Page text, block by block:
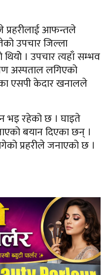
प्रहरीलाई आफन्तले
उपचार जिल्ला
। उपचार त्यहाँ सम्भव
अस्पताल लगिएको
एसपी केदार खनालले
भइ रहेको छ । घाइते
बयान दिएका छन् ।
प्रहरीले जनाएको छ ।